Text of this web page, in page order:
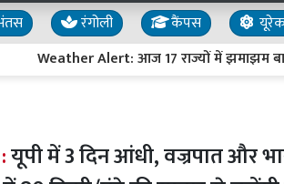
रंगोली कैंपस
Weather Alert: आज 17 राज्यों में झमाझम बारिश
यूपी में 3 दिन आंधी, वज्रपात और